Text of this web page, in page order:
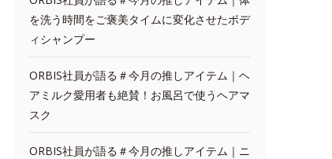
を洗う時間をご褒美タイムに変化させたボデ
ィシャンプー
ORBIS社員が語る＃今月の推しアイテム｜ヘ
アミルク愛用者も絶賛！お風呂で使うヘアマ
スク
ORBIS社員が語る＃今月の推しアイテム｜ニ